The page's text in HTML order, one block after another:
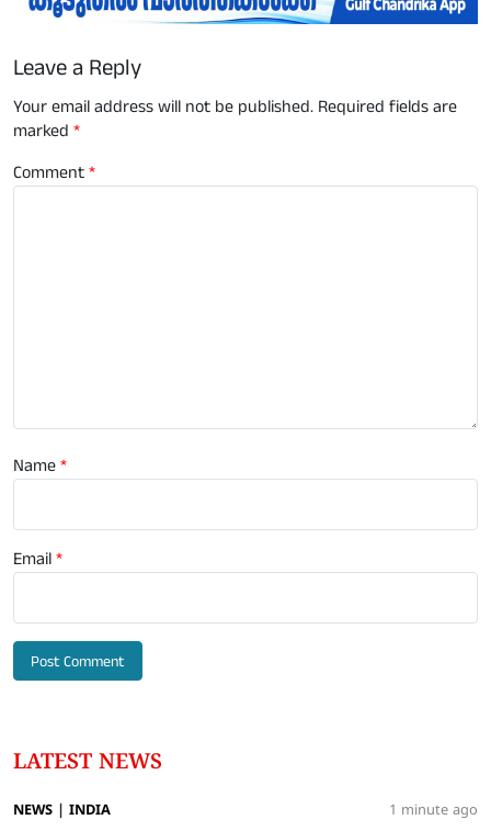
Leave a Reply
Your email address will not be published. Required fields are
marked *
Comment*
Name*
Email*
LATEST NEWS
NEWS INDIA 1 minute ago